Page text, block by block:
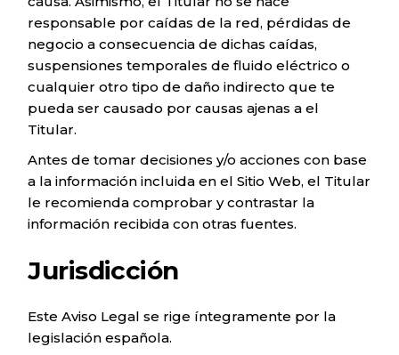
responsable por caídas de la red, pérdidas de
negocio a consecuencia de dichas caídas,
suspensiones temporales de fluido eléctrico o
cualquier otro tipo de daño indirecto que te
pueda ser causado por causas ajenas a el
Titular.
Antes de tomar decisiones y/o acciones con base
a la información incluida en el Sitio Web, el Titular
le recomienda comprobar y contrastar la
información recibida con otras fuentes.
Jurisdicción
Este Aviso Legal se rige íntegramente por la
legislación española.